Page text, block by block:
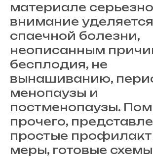
материале
внимание уделяется
спаечной болезни,
неописанным
бесплодия, не
вынашиванию,
менопаузы и
постменопаузы.
прочего,
простые
меры, готовые